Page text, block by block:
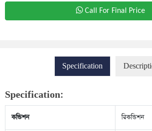
Call For Final Price
Specification
Specification:
কন্ডিশন রিকন্ডিশন